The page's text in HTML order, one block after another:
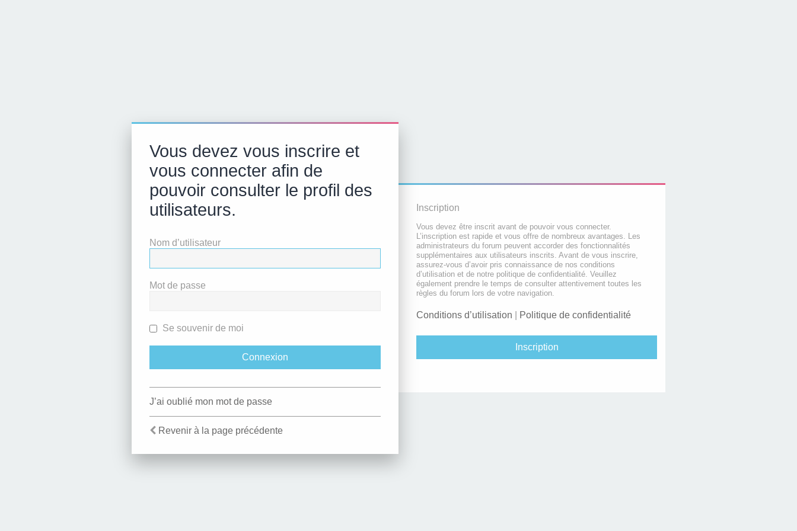
Vous devez vous inscrire et
vous connecter afin de
pouvoir consulter le profil des
utilisateurs.
Nom d’utilisateur
Mot de passe
Se souvenir de moi
J’ai oublié mon mot de passe
Revenir à la page précédente
Inscription
Vous devez être inscrit avant de pouvoir vous connecter.
L’inscription est rapide et vous offre de nombreux avantages. Les
administrateurs du forum peuvent accorder des fonctionnalités
supplémentaires aux utilisateurs inscrits. Avant de vous inscrire,
assurez-vous d’avoir pris connaissance de nos conditions
d’utilisation et de notre politique de confidentialité. Veuillez
également prendre le temps de consulter attentivement toutes les
règles du forum lors de votre navigation.
Conditions d’utilisation Politique de confidentialité
Inscription